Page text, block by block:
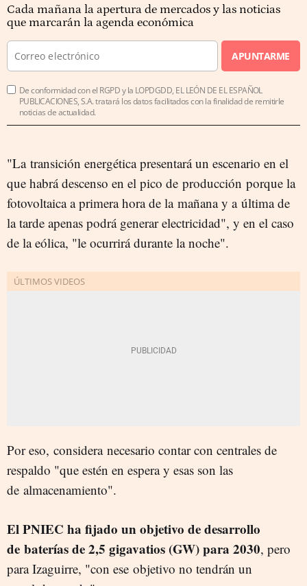
Cada mañana la apertura de mercados y las noticias
que marcarán la agenda económica
APUNTARME
De conformidad con el RGPD y la LOPDGDD, EL LEÓN DE EL ESPAÑOL
PUBLICACIONES, S.A. tratará los datos facilitados con la finalidad de remitirle
noticias de actualidad.
"La transición energética presentará un escenario en el
que habrá descenso en el pico de producción porque la
fotovoltaica a primera hora de la mañana y a última de
la tarde apenas podrá generar electricidad", y en el caso
de la eólica, "le ocurrirá durante la noche".
Por eso, considera necesario contar con centrales de
respaldo "que estén en espera y esas son las
de almacenamiento".
El PNIEC ha fijado un objetivo de desarrollo
de baterías de 2,5 gigavatios (GW) para 2030, pero
para Izaguirre, "con ese objetivo no tendrán un